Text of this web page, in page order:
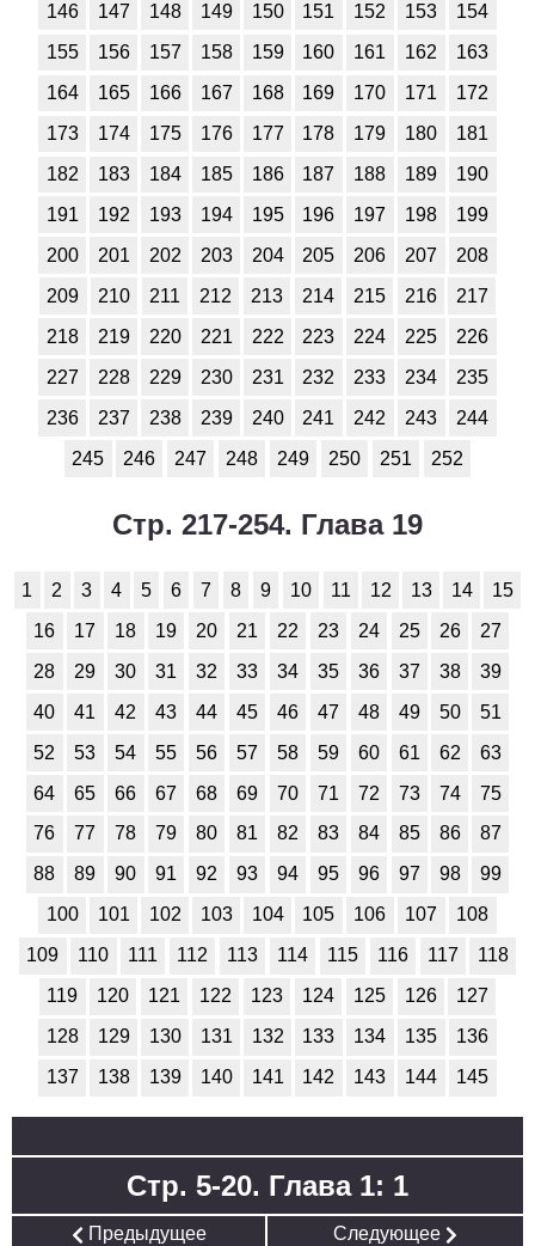
146
147 148 149 150 151 152 153
154
155
156 157 158 159 160 161 162
163
164
165 166 167 168 169 170 171
172
173
174 175 176 177 178 179 180
181
182
183 184 185 186 187 188 189
190
191
192 193 194 195 196 197 198
199
200
201 202 203 204 205 206 207
208
209
210 211 212 213 214 215 216
217
218
219 220 221 222 223 224 225
226
227
228 229 230 231 232 233 234
235
236
237 238 239 240 241 242 243
244
245
246 247 248 249 250 251 252
Стр. 217-254. Глава 19
1 2 3 4 5 6 7 8 9 10 11 12 13 14
15
16
17 18 19 20 21 22 23 24 25 26
27
28
29 30 31 32 33 34 35 36 37 38
39
40
41 42 43 44 45 46 47 48 49 50
51
52
53 54 55 56 57 58 59 60 61 62
63
64
65 66 67 68 69 70 71 72 73 74
75
76
77 78 79 80 81 82 83 84 85 86
87
88
89 90 91 92 93 94 95 96 97 98
99
100
101 102 103 104 105 106 107
108
109
110 111 112 113 114 115 116 117
118
119
120 121 122 123 124 125 126
127
128
129 130 131 132 133 134 135
136
137
138 139 140 141 142 143 144 145
Стр. 5-20. Глава 1: 1
Предыдущее Следующее